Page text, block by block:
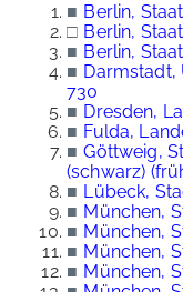
■ Berlin,
□ Berlin,
■ Berlin,
■ Darmstadt,
730
■ Dresden,
■ Fulda,
■ Göttweig,
(schwarz)
■ Lübeck,
■ München,
■ München,
■ München,
■ München,